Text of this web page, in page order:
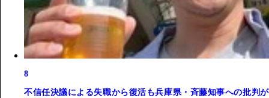
8
不信任決議による失職から復活も兵庫県・斉藤知事への批判が